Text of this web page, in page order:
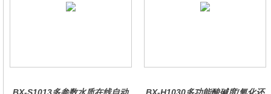
BX-S1013多参数水质在线自动
BX-H1030多功能酸碱度/氧化还